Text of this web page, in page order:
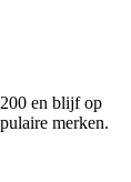
en blijf op
merken.